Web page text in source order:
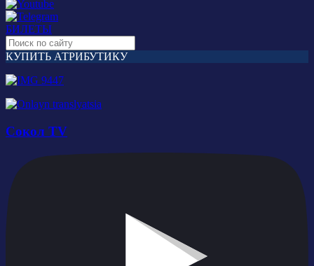
БИЛЕТЫ
КУПИТЬ АТРИБУТИКУ
Сокол TV